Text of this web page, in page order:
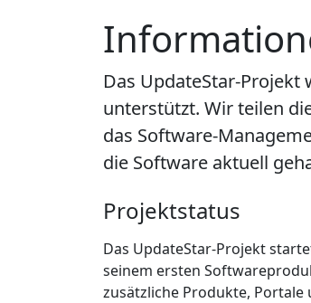
Das UpdateStar-
unterstützt. Wir teilen
das Software-
die Software aktuell
Projektstatus
Das UpdateStar-Projekt
seinem ersten
zusätzliche Produkte, Portale